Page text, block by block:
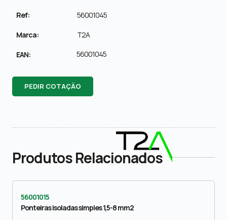
Ref: 56001045
Marca: T2A
EAN: 56001045
PEDIR COTAÇÃO
Produtos Relacionados
56001015
Ponteiras isoladas simples 1,5-8 mm2